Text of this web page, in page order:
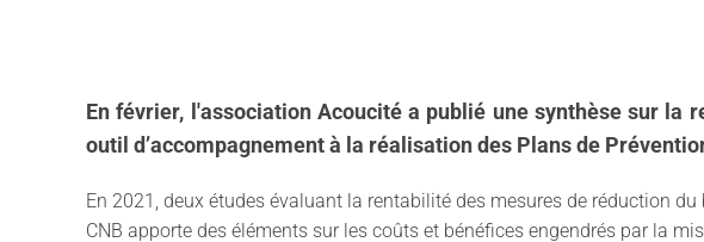
En février, l'association Acoucité a publié une synthèse sur
outil d’accompagnement à la réalisation des Plans de
En 2021, deux études évaluant la rentabilité des mesures de réduction
CNB apporte des éléments sur les coûts et bénéfices engendrés par la